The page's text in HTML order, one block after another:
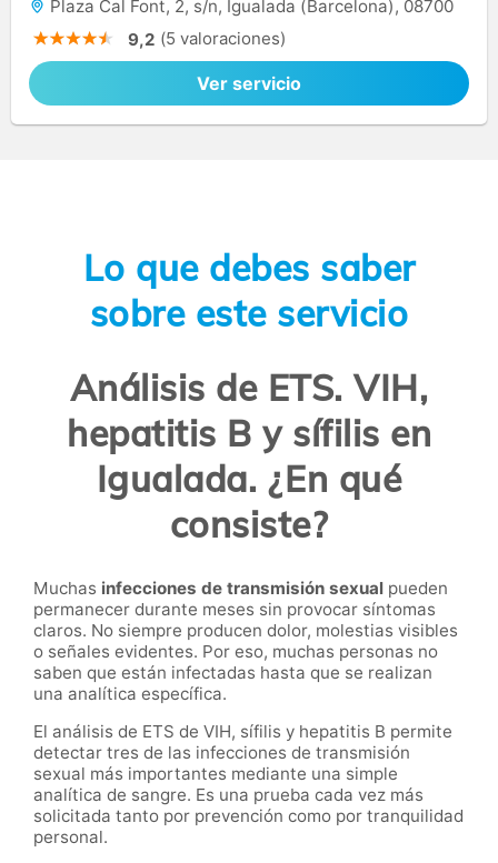
Plaza Cal Font, 2, s/n, Igualada (Barcelona), 08700
9,2 (5 valoraciones)
Ver servicio
Lo que debes saber
sobre este servicio
Análisis de ETS. VIH,
hepatitis B y sífilis en
Igualada. ¿En qué
consiste?
Muchas infecciones de transmisión sexual pueden
permanecer durante meses sin provocar síntomas
claros. No siempre producen dolor, molestias visibles
o señales evidentes. Por eso, muchas personas no
saben que están infectadas hasta que se realizan
una analítica específica.
El análisis de ETS de VIH, sífilis y hepatitis B permite
detectar tres de las infecciones de transmisión
sexual más importantes mediante una simple
analítica de sangre. Es una prueba cada vez más
solicitada tanto por prevención como por tranquilidad
personal.